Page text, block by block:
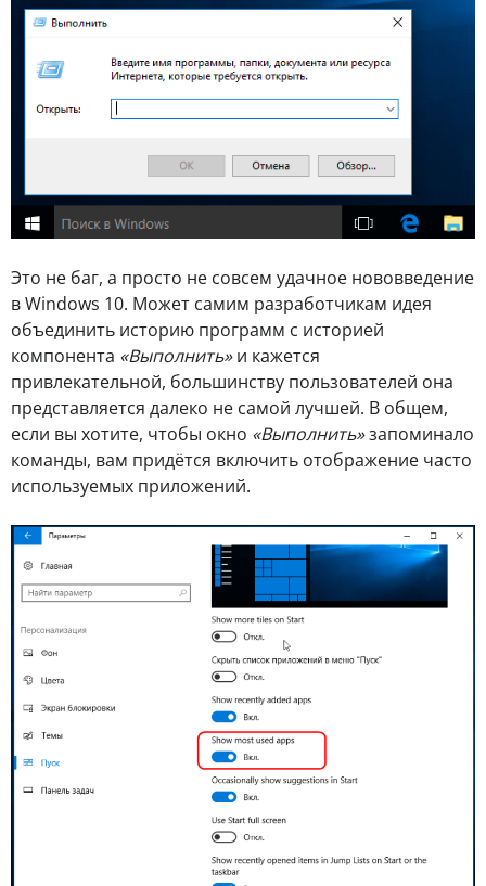
Это не баг, а просто не совсем удачное нововведение
в Windows 10. Может самим разработчикам идея
объединить историю программ с историей
компонента «Выполнить»и кажется
привлекательной, большинству пользователей она
представляется далеко не самой лучшей. В общем,
если вы хотите, чтобы окно «Выполнить»запоминало
команды, вам придётся включить отображение часто
используемых приложений.